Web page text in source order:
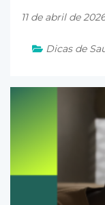
11 de abril de
Dicas de